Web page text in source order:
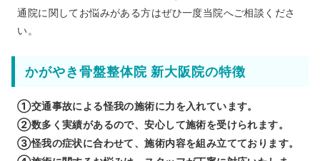
通院に関してお悩みがある方はぜひ一度当院へご相談くださ
い。
かがやき骨盤整体院 新大阪院の特徴
①交通事故による怪我の施術に力を入れています。
②数多く実績があるので、安心して施術を受けられます。
③怪我の症状に合わせて、施術内容を組み立てております。